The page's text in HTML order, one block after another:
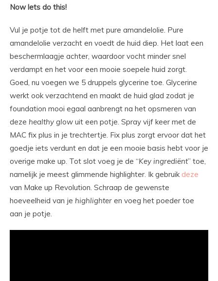
Now lets do this!
Vul je potje tot de helft met pure amandelolie. Pure
amandelolie verzacht en voedt de huid diep. Het laat een
beschermlaagje achter, waardoor vocht minder snel
verdampt en het voor een mooie soepele huid zorgt.
Goed, nu voegen we 5 druppels glycerine toe. Glycerine
werkt ook verzachtend en maakt de huid glad zodat je
foundation mooi egaal aanbrengt na het opsmeren van
deze healthy glow uit een potje. Spray vijf keer met de
MAC fix plus in je trechtertje. Fix plus zorgt ervoor dat het
goedje iets verdunt en dat je een mooie basis hebt voor je
overige make up. Tot slot voeg je de “Key ingrediënt” toe,
namelijk je meest glimmende highlighter. Ik gebruik deze
van Make up Revolution. Schraap de gewenste
hoeveelheid van je highlighter en voeg het poeder toe
aan je potje.